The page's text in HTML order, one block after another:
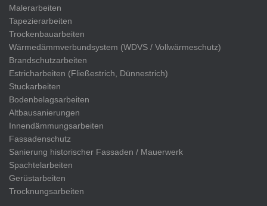
Malerarbeiten
Tapezierarbeiten
Trockenbauarbeiten
Wärmedämmverbundsystem (WDVS / Vollwärmeschutz)
Brandschutzarbeiten
Estricharbeiten (Fließestrich, Dünnestrich)
Stuckarbeiten
Bodenbelagsarbeiten
Altbausanierungen
Innendämmungsarbeiten
Fassadenschutz
Sanierung historischer Fassaden / Mauerwerk
Spachtelarbeiten
Gerüstarbeiten
Trocknungsarbeiten